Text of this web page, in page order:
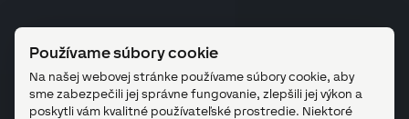
Používame súbory cookie
Na našej webovej stránke používame súbory cookie, aby
sme zabezpečili jej správne fungovanie, zlepšili jej výkon a
poskytli vám kvalitné používateľské prostredie. Niektoré